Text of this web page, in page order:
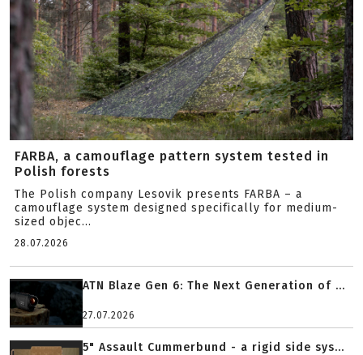
FARBA, a camouflage pattern system tested in
Polish forests
The Polish company Lesovik presents FARBA – a
camouflage system designed specifically for medium-
sized objec...
28.07.2026
ATN Blaze Gen 6: The Next Generation of ...
27.07.2026
5" Assault Cummerbund - a rigid side sys...